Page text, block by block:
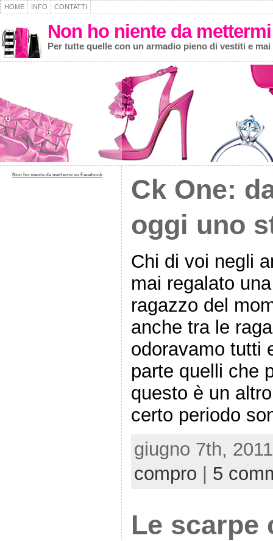
HOME INFO CONTATTI
Non ho niente da mettermi
Per tutte quelle con un armadio pieno di vestiti e
Non ho niente da mettermi su Facebook
Ck One:
oggi uno
Chi di voi negli
mai regalato
ragazzo del
anche tra le
odoravamo tutti
parte quelli che
questo è un
certo periodo
giugno 7th,
compro | 5
Le scarpe